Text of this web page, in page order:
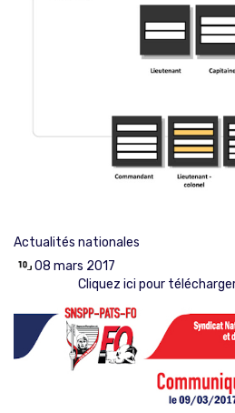
Actualités nationales
08 mars 2017
Cliquez ici pour